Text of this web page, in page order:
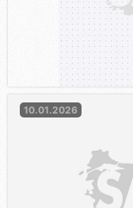
10.01.2026